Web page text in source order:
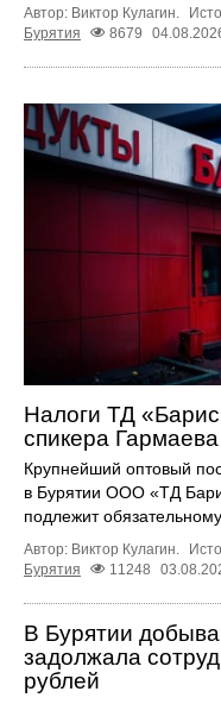
Автор: Виктор Кулагин.
Бурятия
8679
Налоги ТД
спикера
Крупнейший оптовый
в Бурятии ООО «ТД
подлежит
Автор: Виктор Кулагин.
Бурятия
11248
В Бурятии
задолжала
рублей